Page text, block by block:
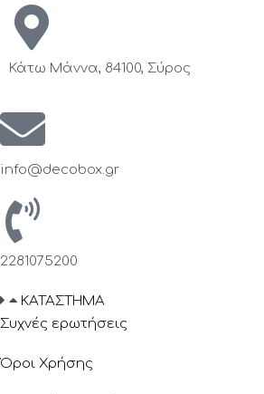
Κάτω Μάννα, 84100, Σύρος
info@decobox.gr
2281075200
ΚΑΤΑΣΤΗΜΑ
Συχνές ερωτήσεις
Όροι Χρήσης